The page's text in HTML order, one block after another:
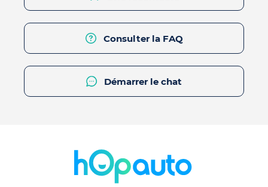
Consulter la FAQ
Démarrer le chat